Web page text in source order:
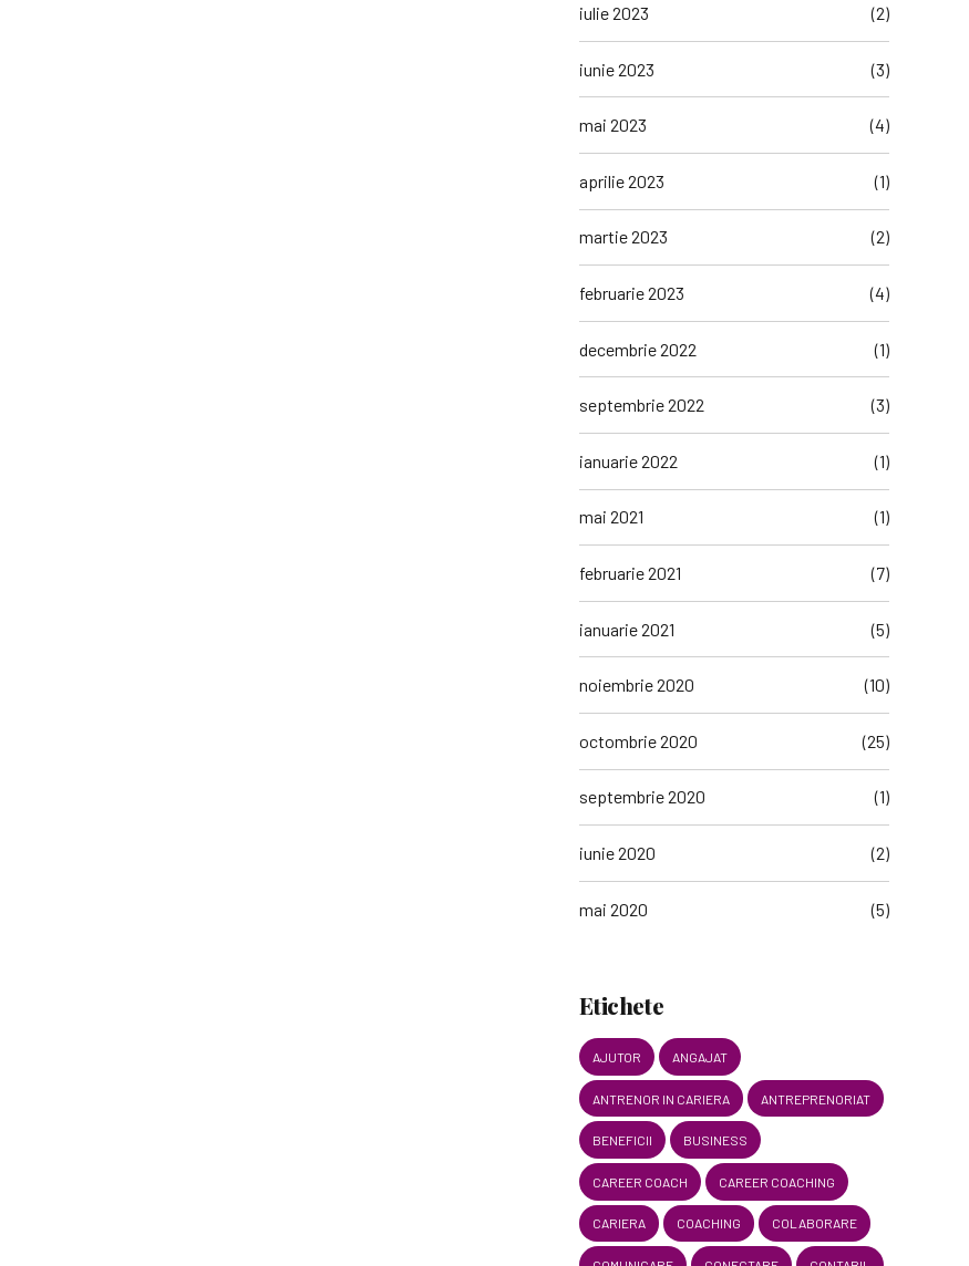
iulie 2023 (2)
iunie 2023 (3)
mai 2023 (4)
aprilie 2023 (1)
martie 2023 (2)
februarie 2023 (4)
decembrie 2022 (1)
septembrie 2022 (3)
ianuarie 2022 (1)
mai 2021 (1)
februarie 2021 (7)
ianuarie 2021 (5)
noiembrie 2020 (10)
octombrie 2020 (25)
septembrie 2020 (1)
iunie 2020 (2)
mai 2020 (5)
Etichete
AJUTOR ANGAJAT
ANTRENOR IN CARIERA ANTREPRENORIAT
BENEFICII BUSINESS
CAREER COACH CAREER COACHING
CARIERA COACHING COLABORARE